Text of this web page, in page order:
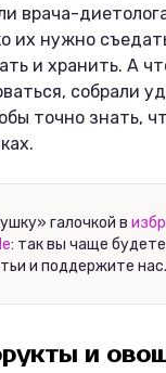
врача-
их нужно
и хранить. А
собрали
точно знать,
галочкой в
: так вы чаще
и поддержите нас.
и